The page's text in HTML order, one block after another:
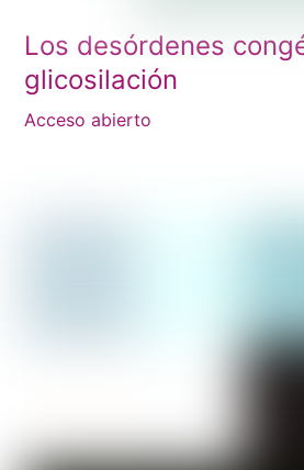
Los desórdenes
glicosilación
Acceso abierto